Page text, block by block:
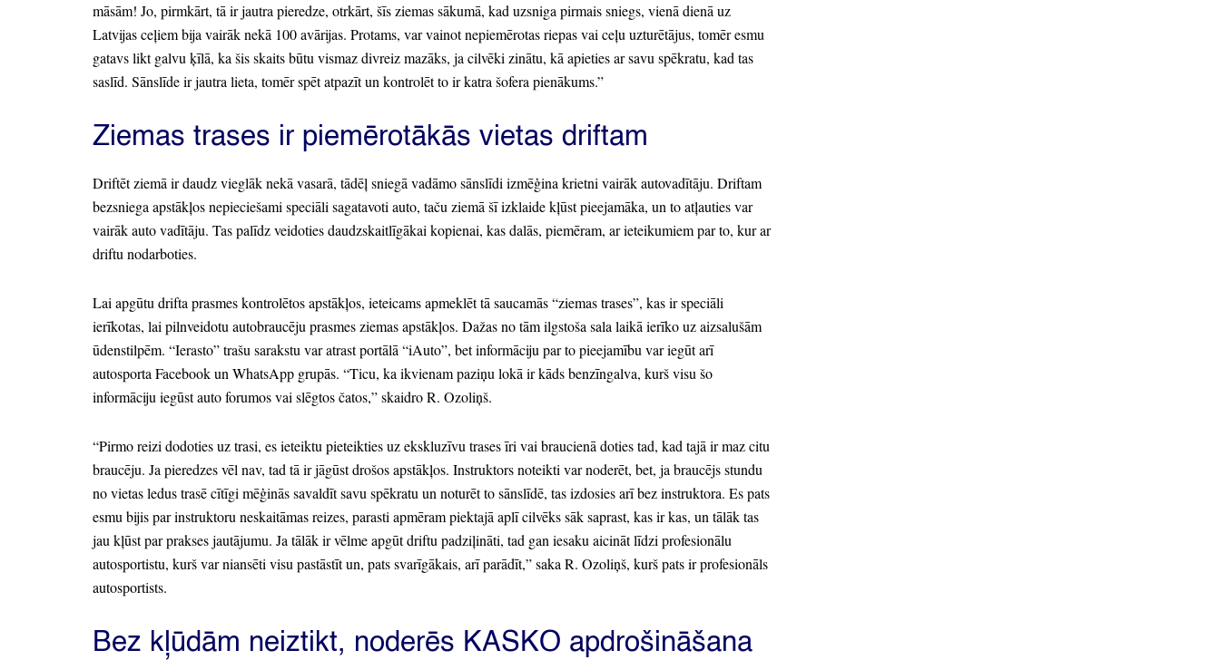
māsām! Jo, pirmkārt, tā ir jautra pieredze, otrkārt, šīs ziemas sākumā, kad uzsniga pirmais sniegs, vienā dienā uz
Latvijas ceļiem bija vairāk nekā 100 avārijas. Protams, var vainot nepiemērotas riepas vai ceļu uzturētājus, tomēr esmu
gatavs likt galvu ķīlā, ka šis skaits būtu vismaz divreiz mazāks, ja cilvēki zinātu, kā apieties ar savu spēkratu, kad tas
saslīd. Sānslīde ir jautra lieta, tomēr spēt atpazīt un kontrolēt to ir katra šofera pienākums.”
Ziemas trases ir piemērotākās vietas driftam
Driftēt ziemā ir daudz vieglāk nekā vasarā, tādēļ sniegā vadāmo sānslīdi izmēģina krietni vairāk autovadītāju. Driftam
bezsniega apstākļos nepieciešami speciāli sagatavoti auto, taču ziemā šī izklaide kļūst pieejamāka, un to atļauties var
vairāk auto vadītāju. Tas palīdz veidoties daudzskaitlīgākai kopienai, kas dalās, piemēram, ar ieteikumiem par to, kur ar
driftu nodarboties.
Lai apgūtu drifta prasmes kontrolētos apstākļos, ieteicams apmeklēt tā saucamās“ziemas trases”, kas ir speciāli
ierīkotas, lai pilnveidotu autobraucēju prasmes ziemas apstākļos. Dažas no tām ilgstoša sala laikā ierīko uz aizsalušām
ūdenstilpēm. “Ierasto”trašu sarakstu var atrast portālā “iAuto”, bet informāciju par to pieejamību var iegūt arī
autosporta Facebook un WhatsApp grupās. “Ticu, ka ikvienam paziņu lokā ir kāds benzīngalva, kurš visu šo
informāciju iegūst auto forumos vai slēgtos čatos,”skaidro R. Ozoliņš.
“Pirmo reizi dodoties uz trasi, es ieteiktu pieteikties uz ekskluzīvu trases īri vai braucienā doties tad, kad tajā ir maz citu
braucēju. Ja pieredzes vēl nav, tad tā ir jāgūst drošos apstākļos. Instruktors noteikti var noderēt, bet, ja braucējs stundu
no vietas ledus trasē cītīgi mēģinās savaldīt savu spēkratu un noturēt to sānslīdē, tas izdosies arī bez instruktora. Es pats
esmu bijis par instruktoru neskaitāmas reizes, parasti apmēram piektajā aplī cilvēks sāk saprast, kas ir kas, un tālāk tas
jau kļūst par prakses jautājumu. Ja tālāk ir vēlme apgūt driftu padziļināti, tad gan iesaku aicināt līdzi profesionālu
autosportistu, kurš var niansēti visu pastāstīt un, pats svarīgākais, arī parādīt,”saka R. Ozoliņš, kurš pats ir profesionāls
autosportists.
Bez kļūdām neiztikt, noderēs KASKO apdrošināšana